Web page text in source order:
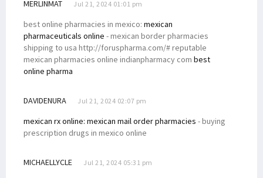
MERLINMAT Jul 21, 2024 01:01 pm
best online pharmacies in mexico: mexican
pharmaceuticals online - mexican border pharmacies
shipping to usa http://foruspharma.com/# reputable
mexican pharmacies online indianpharmacy com best
online pharma
DAVIDENURA Jul 21, 2024 02:07 pm
mexican rx online: mexican mail order pharmacies - buying
prescription drugs in mexico online
MICHAELLYCLE Jul 21, 2024 05:31 pm